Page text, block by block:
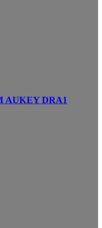
AUKEY DRA1